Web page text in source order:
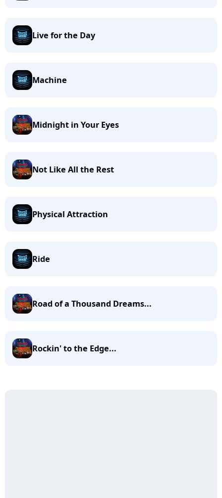
Live for the Day
Machine
Midnight in Your Eyes
Not Like All the Rest
Physical Attraction
Ride
Road of a Thousand Dreams...
Rockin' to the Edge...